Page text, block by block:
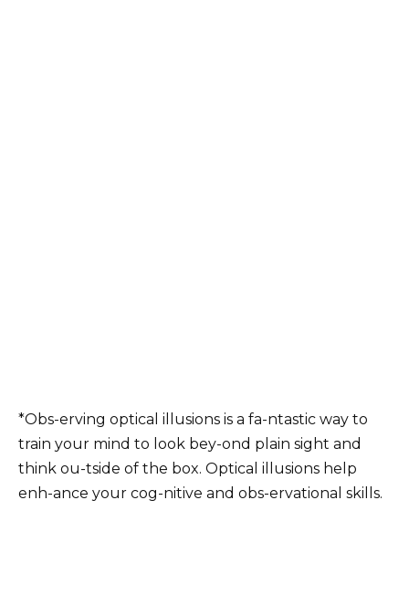
*Obs-erving optical illusions is a fa-ntastic way to
train your mind to look bey-ond plain sight and
think ou-tside of the box. Optical illusions help
enh-ance your cog-nitive and obs-ervational skills.